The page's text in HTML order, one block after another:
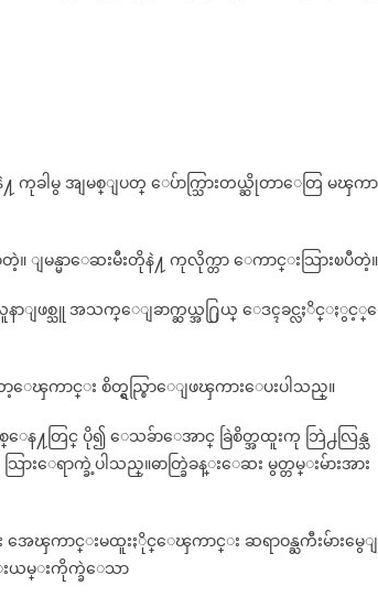
ခါမွ အျမစ္ျပတ္ ေပ်ာက္သြားတယ္ဆိုတာေတြ မၾကာ
တဲ့။ ျမန္မာေဆးမီးတိုနဲ႔ ကုလိုက္တာ ေကာင္းသြားၿပီတဲ့။
ာျဖစ္သူ အသက္ေျခာက္ဆယ္အ႐ြယ္ ေဒၚခင္လႈိင္ႏွင့္
ၾကာင္း စိတ္ရွည္စြာေျဖၾကားေပးပါသည္။
ေန႔တြင္ ပို၍ ေသခ်ာေအာင္ ခြဲစိတ္အထူးကု ဘြဲ႕လြန္သ
ေရာက္ခဲ့ပါသည္။ဓာတ္ခြဲခန္းေဆး မွတ္တမ္းမ်ားအား
အေၾကာင္းမထူးႏိုင္ေၾကာင္း ဆရာဝန္ႀကီးမ်ားမွေျ
ယမ္းကိုက္ခဲေသာ